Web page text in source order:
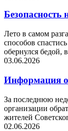
Безопасность
Лето в самом
способов
обернулся бедой,
03.06.2026
Информация о
За последнюю
организации
жителей
02.06.2026